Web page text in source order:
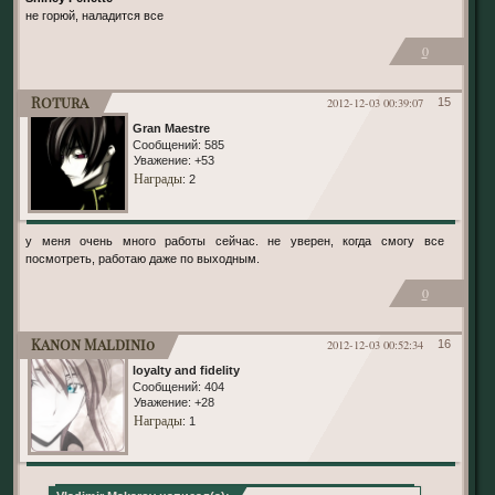
не горюй, наладится все
0
15
2012-12-03 00:39:07
Rotura
Gran Maestre
Сообщений: 585
Уважение: +53
Награды: 2
у меня очень много работы сейчас. не уверен, когда смогу все
посмотреть, работаю даже по выходным.
0
16
2012-12-03 00:52:34
Kanon Maldini0
loyalty and fidelity
Сообщений: 404
Уважение: +28
Награды: 1